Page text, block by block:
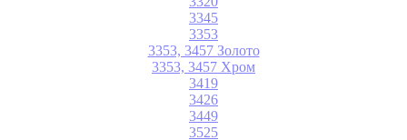
3345
3353
3353, 3457 Золото
3353, 3457 Хром
3419
3426
3449
3525